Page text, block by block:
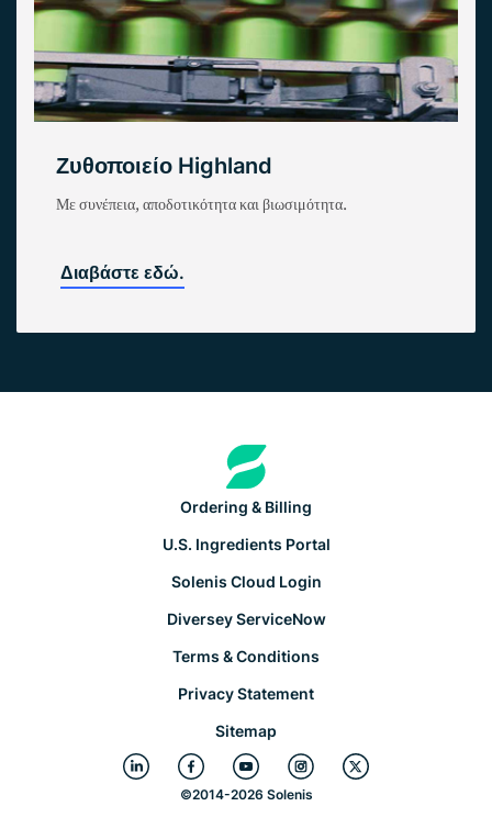
Ζυθοποιείο Highland
Με συνέπεια, αποδοτικότητα και βιωσιμότητα.
Διαβάστε εδώ.
Ordering & Billing
U.S. Ingredients Portal
Solenis Cloud Login
Diversey ServiceNow
Terms & Conditions
Privacy Statement
Sitemap
©2014-2026 Solenis